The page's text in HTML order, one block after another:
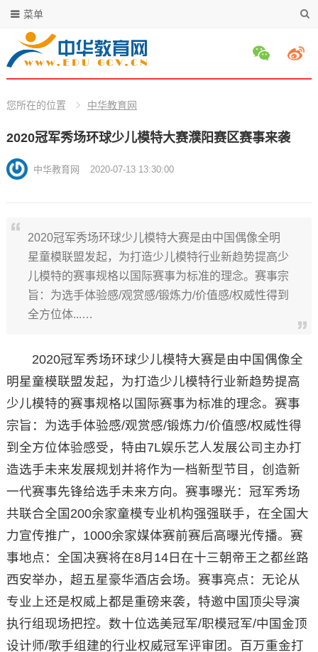
菜单
您所在的位置 中华教育网
2020冠军秀场环球少儿模特大赛濮阳赛区赛事来袭
中华教育网 2020-07-13 13:30:00
2020冠军秀场环球少儿模特大赛是由中国偶像全明
星童模联盟发起，为打造少儿模特行业新趋势提高少
儿模特的赛事规格以国际赛事为标准的理念。赛事宗
旨：为选手体验感/观赏感/锻炼力/价值感/权威性得到
全方位体...…
2020冠军秀场环球少儿模特大赛是由中国偶像全
明星童模联盟发起，为打造少儿模特行业新趋势提高
少儿模特的赛事规格以国际赛事为标准的理念。赛事
宗旨：为选手体验感/观赏感/锻炼力/价值感/权威性得
到全方位体验感受，特由7L娱乐艺人发展公司主办打
造选手未来发展规划并将作为一档新型节目，创造新
一代赛事先锋给选手未来方向。赛事曝光：冠军秀场
共联合全国200余家童模专业机构强强联手，在全国大
力宣传推广，1000余家媒体赛前赛后高曝光传播。赛
事地点：全国决赛将在8月14日在十三朝帝王之都丝路
西安举办，超五星豪华酒店会场。赛事亮点：无论从
专业上还是权威上都是重磅来袭，特邀中国顶尖导演
执行组现场把控。数十位选美冠军/职模冠军/中国金顶
设计师/歌手组建的行业权威冠军评审团。百万重金打